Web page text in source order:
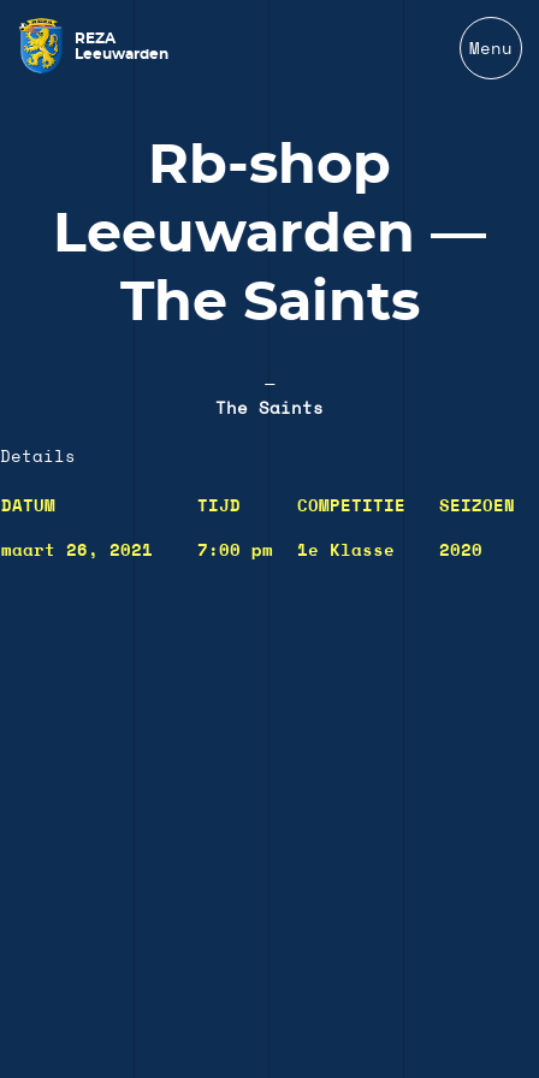
REZA
Leeuwarden
Menu
Rb-shop
Leeuwarden —
The Saints
—
The Saints
Details
DATUM TIJD COMPETITIE SEIZOEN
maart 26, 2021 7:00 pm 1e Klasse 2020